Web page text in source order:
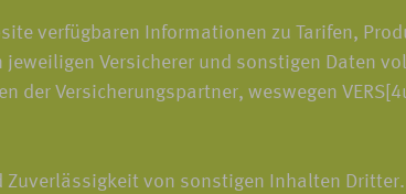
verfügbaren Informationen zu Tarifen,
Versicherer und sonstigen Daten
Versicherungspartner, weswegen
Zuverlässigkeit von sonstigen Inhalten Dritter.